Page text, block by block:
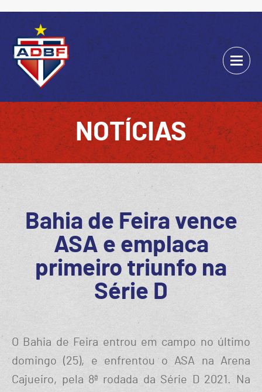
NOTÍCIAS
Bahia de Feira vence
ASA e emplaca
primeiro triunfo na
Série D
O Bahia de Feira entrou em campo no último
domingo (25), e enfrentou o ASA na Arena
Cajueiro, pela 8ª rodada da Série D 2021. Na